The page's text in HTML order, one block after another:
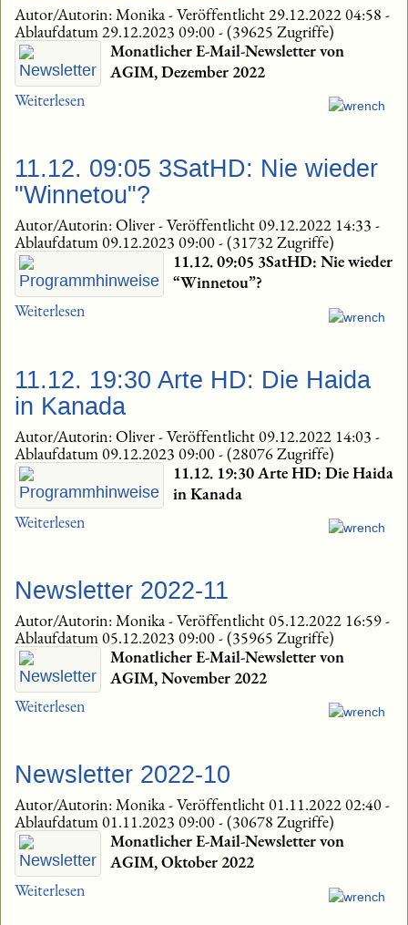
Autor/Autorin: Monika-Veröffentlicht 29.12.2022 04:58 -
Ablaufdatum 29.12.2023 09:00-(39625 Zugriffe)
Monatlicher E-Mail-Newsletter von
AGIM, Dezember 2022
Weiterlesen
11.12. 09:05 3SatHD: Nie wieder
"Winnetou"?
Autor/Autorin: Oliver-Veröffentlicht 09.12.2022 14:33 -
Ablaufdatum 09.12.2023 09:00-(31732 Zugriffe)
11.12. 09:05 3SatHD: Nie wieder
“Winnetou”?
Weiterlesen
11.12. 19:30 Arte HD: Die Haida
in Kanada
Autor/Autorin: Oliver-Veröffentlicht 09.12.2022 14:03 -
Ablaufdatum 09.12.2023 09:00-(28076 Zugriffe)
11.12. 19:30 Arte HD: Die Haida
in Kanada
Weiterlesen
Newsletter 2022-11
Autor/Autorin: Monika-Veröffentlicht 05.12.2022 16:59-
Ablaufdatum 05.12.2023 09:00-(35965 Zugriffe)
Monatlicher E-Mail-Newsletter von
AGIM, November 2022
Weiterlesen
Newsletter 2022-10
Autor/Autorin: Monika-Veröffentlicht 01.11.2022 02:40-
Ablaufdatum 01.11.2023 09:00-(30678 Zugriffe)
Monatlicher E-Mail-Newsletter von
AGIM, Oktober 2022
Weiterlesen